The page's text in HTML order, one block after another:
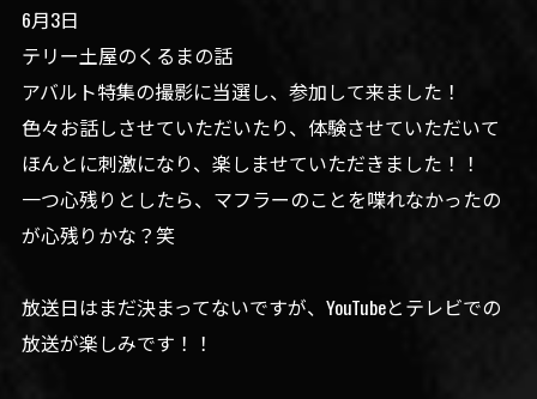
6月3日
テリー土屋のくるまの話
アバルト特集の撮影に当選し、参加して来ました！
色々お話しさせていただいたり、体験させていただいて
ほんとに刺激になり、楽しませていただきました！！
一つ心残りとしたら、マフラーのことを喋れなかったの
が心残りかな？笑
放送日はまだ決まってないですが、YouTubeとテレビでの
放送が楽しみです！！